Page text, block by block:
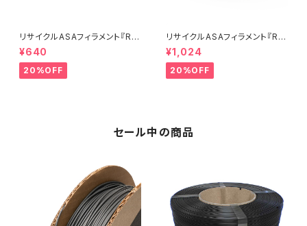
リサイクルASAフィラメント『Re
Form rApollo』5M
¥640
20%OFF
リサイクルASAフィラメント『Re
Form rApollo』10M
¥1,024
20%OFF
セール中の商品